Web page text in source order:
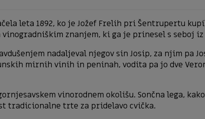
leta 1892, ko je Jožef Frelih pri Šentrupertu
znanjem, ki ga je prinesel s seboj iz
nadaljeval njegov sin Josip, za njim pa
mirnih vinih in peninah, vodita pa jo dve
vinorodnem okolišu. Sončna lega,
tradicionalne trte za pridelavo cvička.